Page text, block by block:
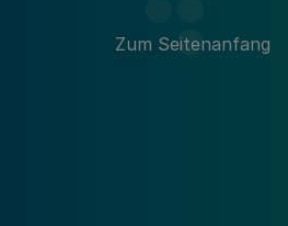
Zum Seitenanfang